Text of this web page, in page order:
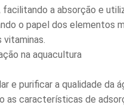
facilitando a absorção e
o papel dos elementos
vitaminas.
na aquacultura
e purificar a qualidade da
as características de